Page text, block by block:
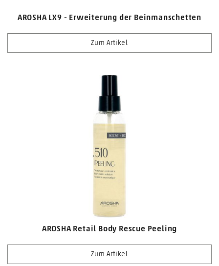
AROSHA LX9 - Erweiterung der Beinmanschetten
Zum Artikel
AROSHA Retail Body Rescue Peeling
Zum Artikel